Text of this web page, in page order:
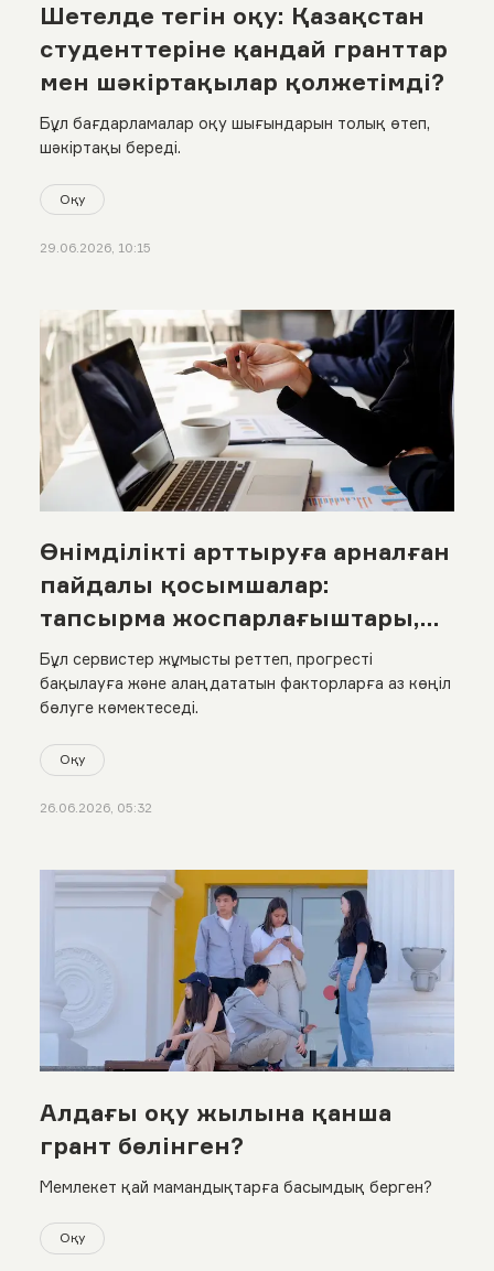
Шетелде тегін оқу: Қазақстан
студенттеріне қандай гранттар
мен шәкіртақылар қолжетімді?
Бұл бағдарламалар оқу шығындарын толық өтеп,
шәкіртақы береді.
Оқу
29.06.2026, 10:15
Өнімділікті арттыруға арналған
пайдалы қосымшалар:
тапсырма жоспарлағыштары,
әдет трекерлері және
әлеуметтік желілерді
бұғаттайтын сервистер
Бұл сервистер жұмысты реттеп, прогресті
бақылауға және алаңдататын факторларға аз көңіл
бөлуге көмектеседі.
Оқу
26.06.2026, 05:32
Алдағы оқу жылына қанша
грант бөлінген?
Мемлекет қай мамандықтарға басымдық берген?
Оқу